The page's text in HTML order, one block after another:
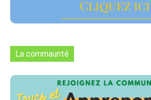
La commaunté